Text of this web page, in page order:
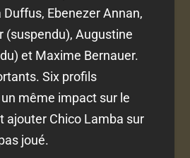
Ebenezer Annan,
(suspendu), Augustine
et Maxime Bernauer.
Six profils
même impact sur le
ajouter Chico Lamba sur
joué.